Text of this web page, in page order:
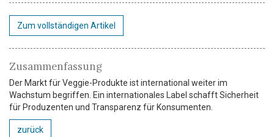
Zum vollständigen Artikel
Zusammenfassung
Der Markt für Veggie-Produkte ist international weiter im
Wachstum begriffen. Ein internationales Label schafft Sicherheit
für Produzenten und Transparenz für Konsumenten.
zurück